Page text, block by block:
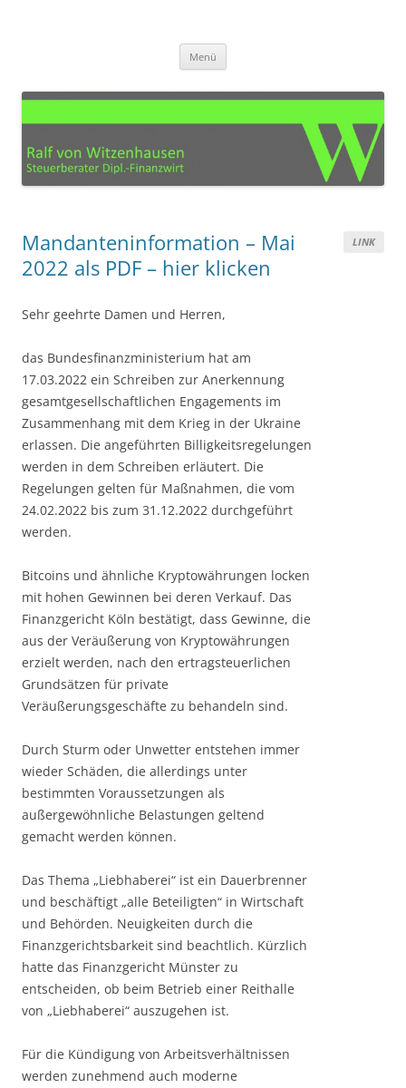
Witzenhausen – Mechernich
Umgebung
Menü
LINK
Mandanteninformation – Mai
2022 als PDF – hier klicken
Sehr geehrte Damen und Herren,
das Bundesfinanzministerium hat am
17.03.2022 ein Schreiben zur Anerkennung
gesamtgesellschaftlichen Engagements im
Zusammenhang mit dem Krieg in der Ukraine
erlassen. Die angeführten Billigkeitsregelungen
werden in dem Schreiben erläutert. Die
Regelungen gelten für Maßnahmen, die vom
24.02.2022 bis zum 31.12.2022 durchgeführt
werden.
Bitcoins und ähnliche Kryptowährungen locken
mit hohen Gewinnen bei deren Verkauf. Das
Finanzgericht Köln bestätigt, dass Gewinne, die
aus der Veräußerung von Kryptowährungen
erzielt werden, nach den ertragsteuerlichen
Grundsätzen für private
Veräußerungsgeschäfte zu behandeln sind.
Durch Sturm oder Unwetter entstehen immer
wieder Schäden, die allerdings unter
bestimmten Voraussetzungen als
außergewöhnliche Belastungen geltend
gemacht werden können.
Das Thema „Liebhaberei“ ist ein Dauerbrenner
und beschäftigt „alle Beteiligten“ in Wirtschaft
und Behörden. Neuigkeiten durch die
Finanzgerichtsbarkeit sind beachtlich. Kürzlich
hatte das Finanzgericht Münster zu
entscheiden, ob beim Betrieb einer Reithalle
von „Liebhaberei“ auszugehen ist.
Für die Kündigung von Arbeitsverhältnissen
werden zunehmend auch moderne